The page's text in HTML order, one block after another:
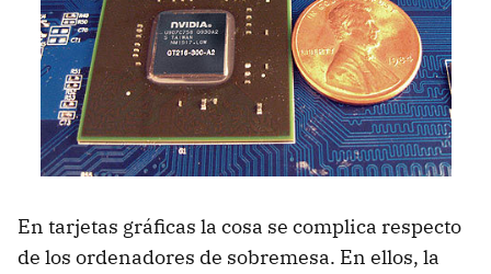
En tarjetas gráficas la cosa se complica respecto
de los ordenadores de sobremesa. En ellos, la